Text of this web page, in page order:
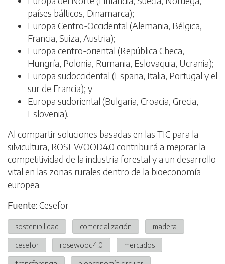
países bálticos, Dinamarca);
Europa Centro-Occidental (Alemania, Bélgica,
Francia, Suiza, Austria);
Europa centro-oriental (República Checa,
Hungría, Polonia, Rumania, Eslovaquia, Ucrania);
Europa sudoccidental (España, Italia, Portugal y el
sur de Francia); y
Europa sudoriental (Bulgaria, Croacia, Grecia,
Eslovenia).
Al compartir soluciones basadas en las TIC para la
silvicultura, ROSEWOOD4.0 contribuirá a mejorar la
competitividad de la industria forestal y a un desarrollo
vital en las zonas rurales dentro de la bioeconomía
europea.
Fuente: Cesefor
sostenibilidad comercialización madera
cesefor rosewood4.0 mercados